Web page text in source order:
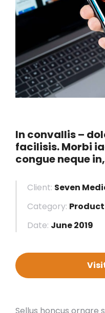
In convallis –
facilisis. Morbi
congue neque
Client: Seven
Category:
Date: June 2019